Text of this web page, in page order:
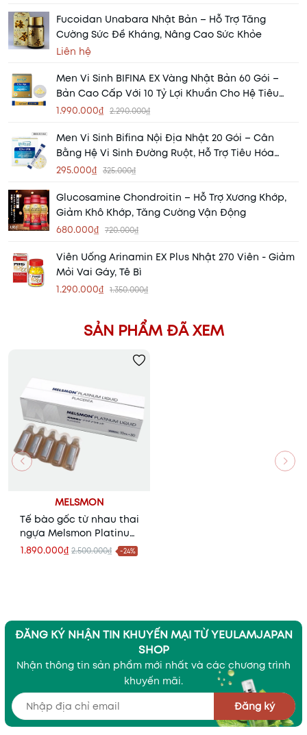
Fucoidan Unabara Nhật Bản – Hỗ Trợ Tăng
Cường Sức Đề Kháng, Nâng Cao Sức Khỏe
Liên hệ
Men Vi Sinh BIFINA EX Vàng Nhật Bản 60 Gói –
Bản Cao Cấp Với 10 Tỷ Lợi Khuẩn Cho Hệ Tiêu
Hóa Khỏe Mạnh
1.990.000₫ 2.290.000₫
Men Vi Sinh Bifina Nội Địa Nhật 20 Gói – Cân
Bằng Hệ Vi Sinh Đường Ruột, Hỗ Trợ Tiêu Hóa
Khỏe Mạnh
295.000₫ 325.000₫
Glucosamine Chondroitin – Hỗ Trợ Xương Khớp,
Giảm Khô Khớp, Tăng Cường Vận Động
680.000₫ 720.000₫
Viên Uống Arinamin EX Plus Nhật 270 Viên - Giảm
Mỏi Vai Gáy, Tê Bì
1.290.000₫ 1.350.000₫
SẢN PHẨM ĐÃ XEM
MELSMON
Tế bào gốc từ nhau thai
ngựa Melsmon Platinum
Liquid Placenta - Đỉnh
cao của các loại nước
1.890.000₫ 2.500.000₫ -24%
ĐĂNG KÝ NHẬN TIN KHUYẾN MẠI TỪ YEULAMJAPAN
SHOP
Nhận thông tin sản phẩm mới nhất và các chương trình
khuyến mãi.
Đăng ký